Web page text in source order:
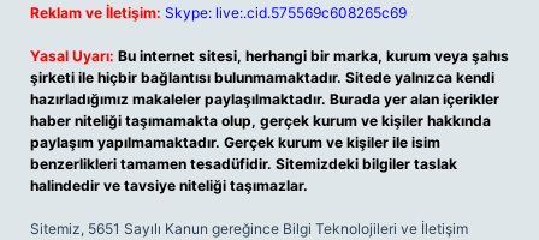
Reklam ve İletişim: Skype: live:.cid.575569c608265c69
Yasal Uyarı: Bu internet sitesi, herhangi bir marka, kurum veya şahıs
şirketi ile hiçbir bağlantısı bulunmamaktadır. Sitede yalnızca kendi
hazırladığımız makaleler paylaşılmaktadır. Burada yer alan içerikler
haber niteliği taşımamakta olup, gerçek kurum ve kişiler hakkında
paylaşım yapılmamaktadır. Gerçek kurum ve kişiler ile isim
benzerlikleri tamamen tesadüfidir. Sitemizdeki bilgiler taslak
halindedir ve tavsiye niteliği taşımazlar.
Sitemiz, 5651 Sayılı Kanun gereğince Bilgi Teknolojileri ve İletişim